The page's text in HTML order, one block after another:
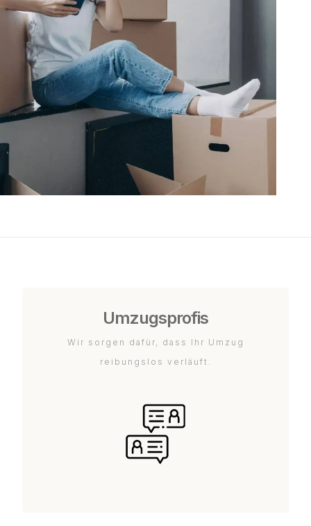
Umzugsprofis
Wir sorgen dafür, dass Ihr Umzug
reibungslos verläuft.